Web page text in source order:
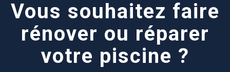
Vous souhaitez faire
rénover ou réparer
votre piscine ?